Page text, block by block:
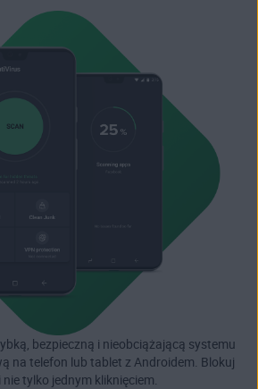
bezpieczną i nieobciążającą systemu
na telefon lub tablet z Androidem. Blokuj
tylko jednym kliknięciem.